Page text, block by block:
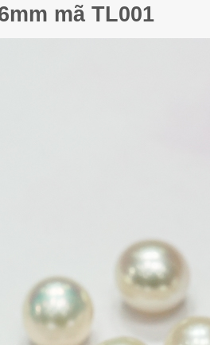
mã TL001